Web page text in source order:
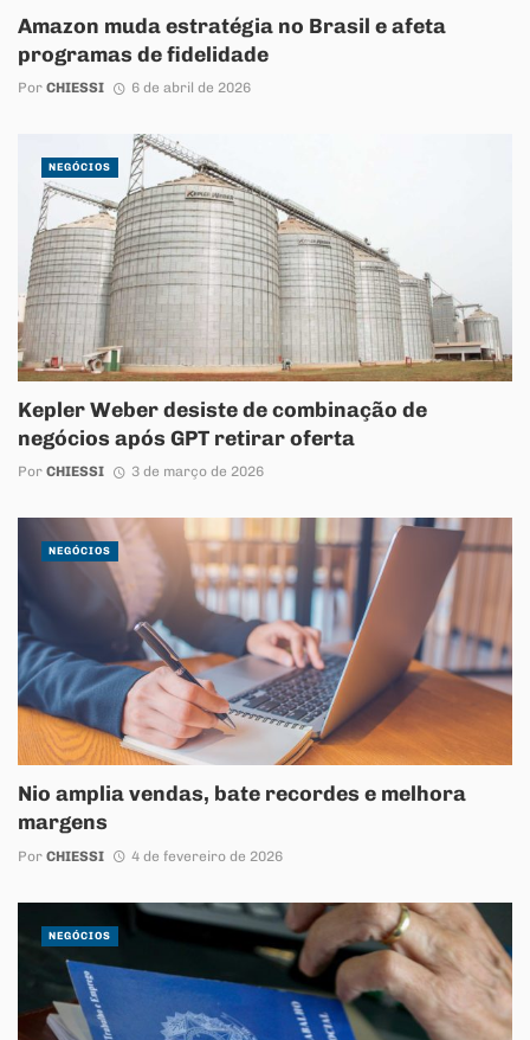
Amazon muda estratégia no Brasil e afeta
programas de fidelidade
Por CHIESSI 6 de abril de 2026
Kepler Weber desiste de combinação de
negócios após GPT retirar oferta
Por CHIESSI 3 de março de 2026
NEGÓCIOS
Nio amplia vendas, bate recordes e melhora
margens
Por CHIESSI 4 de fevereiro de 2026
NEGÓCIOS
NEGÓCIOS